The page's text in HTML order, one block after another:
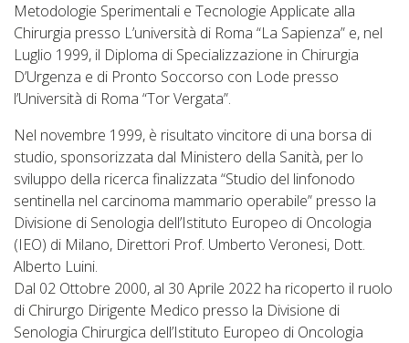
Metodologie Sperimentali e Tecnologie Applicate alla
Chirurgia presso L’università di Roma “La Sapienza” e, nel
Luglio 1999, il Diploma di Specializzazione in Chirurgia
D’Urgenza e di Pronto Soccorso con Lode presso
l’Università di Roma “Tor Vergata”.
Nel novembre 1999, è risultato vincitore di una borsa di
studio, sponsorizzata dal Ministero della Sanità, per lo
sviluppo della ricerca finalizzata “Studio del linfonodo
sentinella nel carcinoma mammario operabile” presso la
Divisione di Senologia dell’Istituto Europeo di Oncologia
(IEO) di Milano, Direttori Prof. Umberto Veronesi, Dott.
Alberto Luini.
Dal 02 Ottobre 2000, al 30 Aprile 2022 ha ricoperto il ruolo
di Chirurgo Dirigente Medico presso la Divisione di
Senologia Chirurgica dell’Istituto Europeo di Oncologia